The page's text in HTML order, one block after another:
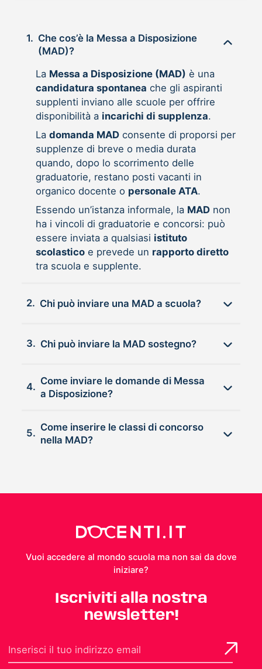
1. Che cos’è la Messa a Disposizione
(MAD)?
La Messa a Disposizione (MAD) è una
candidatura spontanea che gli aspiranti
supplenti inviano alle scuole per offrire
disponibilità a incarichi di supplenza.
La domanda MADconsente di proporsi per
supplenze di breve o media durata
quando, dopo lo scorrimento delle
graduatorie, restano posti vacanti in
organico docente o personale ATA.
Essendo un’istanza informale, la MADnon
ha i vincoli di graduatorie e concorsi: può
essere inviata a qualsiasi istituto
scolasticoe prevede un rapporto diretto
tra scuola e supplente.
2. Chi può inviare una MAD a scuola?
3. Chi può inviare la MAD sostegno?
4.
Come inviare le domande di Messa
a Disposizione?
5.
Come inserire le classi di concorso
nella MAD?
Vuoi accedere al mondo scuola ma non sai da dove
iniziare?
Iscriviti alla nostra
newsletter!